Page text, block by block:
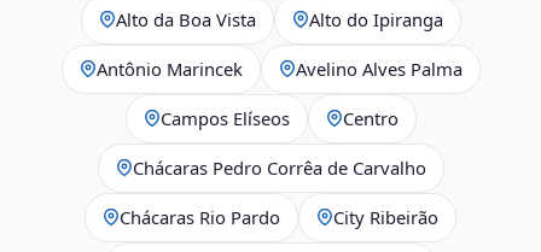
Alto da Boa Vista Alto do Ipiranga
Antônio Marincek Avelino Alves Palma
Campos Elíseos Centro
Chácaras Pedro Corrêa de Carvalho
Chácaras Rio Pardo City Ribeirão